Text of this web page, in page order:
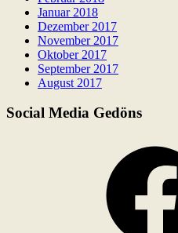
Januar 2018
Dezember 2017
November 2017
Oktober 2017
September 2017
August 2017
Social Media Gedöns